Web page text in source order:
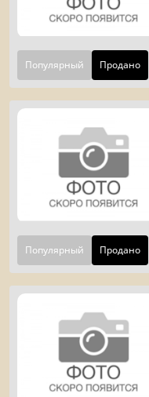
Популярный Продано
Популярный Продано